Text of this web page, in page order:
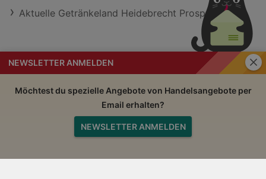
NEWSLETTER ANMELDEN
Möchtest du spezielle Angebote von Handelsangebote per
Email erhalten?
NEWSLETTER ANMELDEN
Aktuelle Getränkeland Heidebrecht Prospekte
Handelsangebote Impressum
Nutzungsbedingungen
Datenschutzerklärung